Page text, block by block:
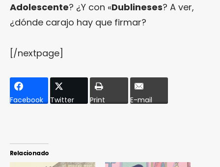
Adolescente? ¿Y con «Dublineses? A ver,
¿dónde carajo hay que firmar?
[/nextpage]
Facebook Twitter Print E-mail
Relacionado